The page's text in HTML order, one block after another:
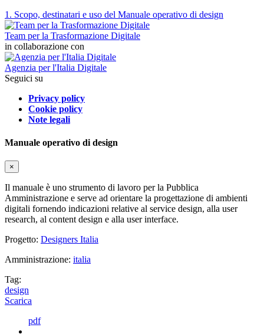
1. Scopo, destinatari e uso del Manuale operativo di design
Team per la Trasformazione Digitale
in collaborazione con
Agenzia per l'Italia Digitale
Seguici su
Privacy policy
Cookie policy
Note legali
Manuale operativo di design
×
Il manuale è uno strumento di lavoro per la Pubblica
Amministrazione e serve ad orientare la progettazione di ambienti
digitali fornendo indicazioni relative al service design, alla user
research, al content design e alla user interface.
Progetto: Designers Italia
Amministrazione: italia
Tag:
design
Scarica
pdf